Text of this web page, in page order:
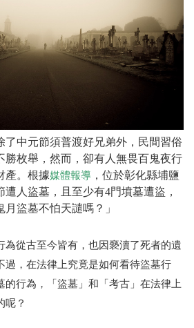
了中元節須普渡好兄弟外，民間習俗
勝枚舉，然而，卻有人無畏百鬼夜行
產。根據媒體報導 ，位於彰化縣埔鹽
人盜墓，且至少有4門墳墓遭盜，
盜墓不怕天譴嗎？」
為從古至今皆有，也因褻瀆了死者的遺
過，在法律上究竟是如何看待盜墓行
的行為，「盜墓」和「考古」在法律上
呢？